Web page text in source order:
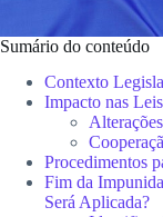
Sumário do conteúdo
Contexto
Impacto nas
Procedimentos
Fim da
Será Aplicada?